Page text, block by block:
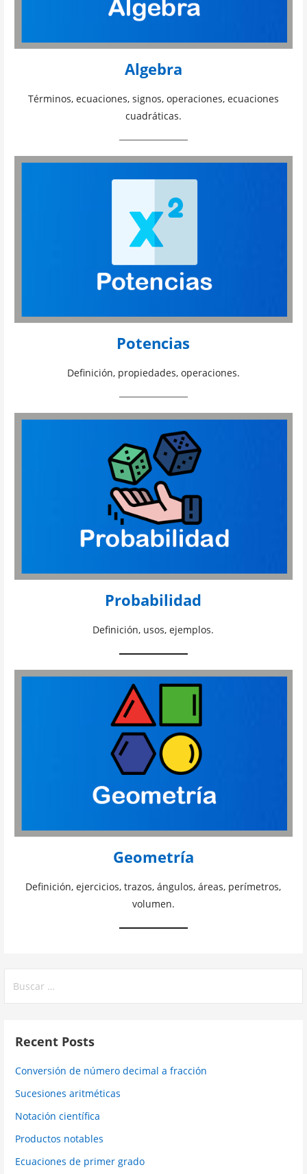
Algebra
Términos, ecuaciones, signos, operaciones, ecuaciones
cuadráticas.
Potencias
Definición, propiedades, operaciones.
Probabilidad
Definición, usos, ejemplos.
Geometría
Definición, ejercicios, trazos, ángulos, áreas, perímetros,
volumen.
Recent Posts
Conversión de número decimal a fracción
Sucesiones aritméticas
Notación científica
Productos notables
Ecuaciones de primer grado